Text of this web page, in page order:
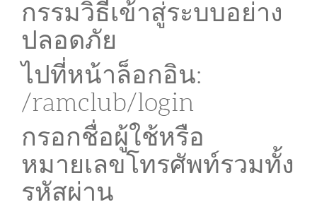
กรรมวิธีเข้าสู่ระบบอย่าง
ปลอดภัย
ไปที่หน้าล็อกอิน:
/ramclub/login
กรอกชื่อผู้ใช้หรือ
หมายเลขโทรศัพท์รวมทั้ง
รหัสผ่าน